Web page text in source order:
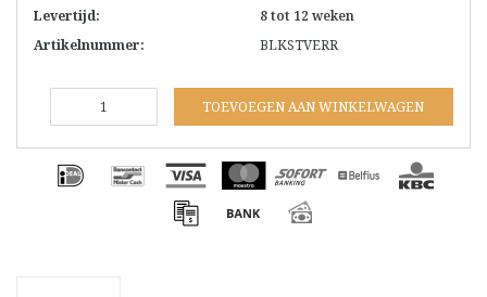
Levertijd:
8 tot 12 weken
Artikelnummer:
BLKSTVERR
TOEVOEGEN AAN WINKELWAGEN